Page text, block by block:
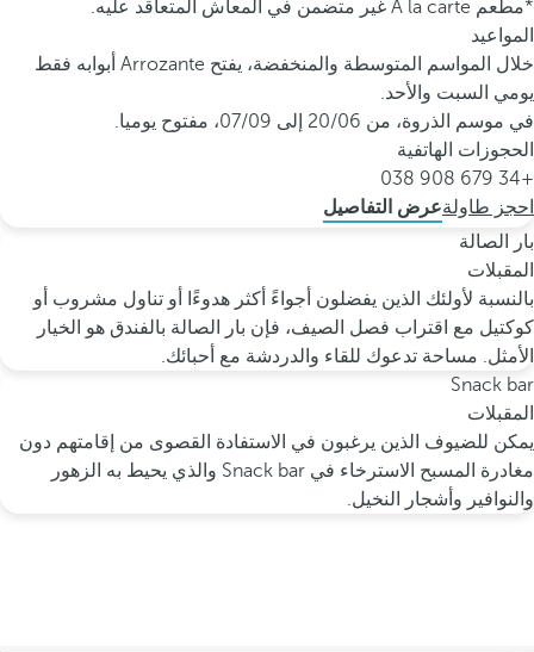
*مطعم À la carte غير متضمن في المعاش المتعاقد عليه.
المواعيد
خلال المواسم المتوسطة والمنخفضة، يفتح Arrozante أبوابه فقط
يومي السبت والأحد.
في موسم الذروة، من 20/06 إلى 07/09، مفتوح يوميا.
الحجوزات الهاتفية
+34 679 908 038
احجز طاولةعرض التفاصيل
بار الصالة
المقبلات
بالنسبة لأولئك الذين يفضلون أجواءً أكثر هدوءًا أو تناول مشروب أو
كوكتيل مع اقتراب فصل الصيف، فإن بار الصالة بالفندق هو الخيار
الأمثل. مساحة تدعوك للقاء والدردشة مع أحبائك.
Snack bar
المقبلات
يمكن للضيوف الذين يرغبون في الاستفادة القصوى من إقامتهم دون
مغادرة المسبح الاسترخاء في Snack bar والذي يحيط به الزهور
والنوافير وأشجار النخيل.